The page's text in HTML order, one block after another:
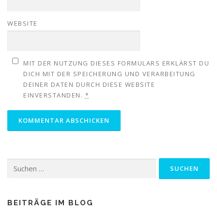
WEBSITE
MIT DER NUTZUNG DIESES FORMULARS ERKLÄRST DU
DICH MIT DER SPEICHERUNG UND VERARBEITUNG
DEINER DATEN DURCH DIESE WEBSITE
EINVERSTANDEN. *
nach:
BEITRÄGE IM BLOG